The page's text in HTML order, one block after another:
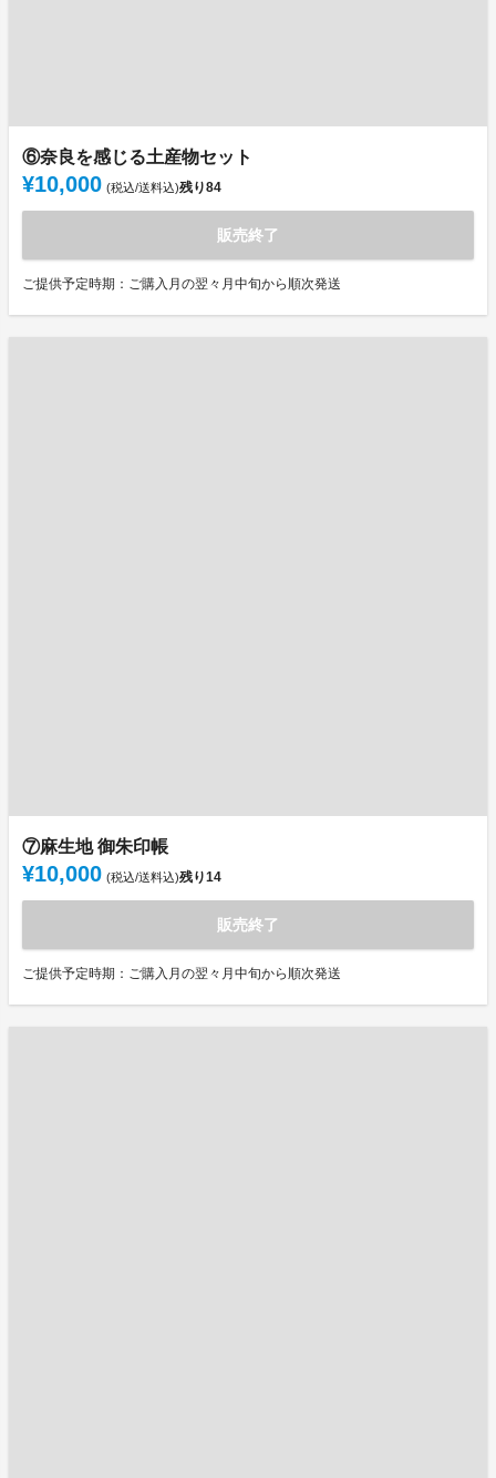
⑥奈良を感じる土産物セット
¥10,000 (税込/送料込)残り84
販売終了
ご提供予定時期：ご購入月の翌々月中旬から順次発送
⑦麻生地 御朱印帳
¥10,000 (税込/送料込)残り14
販売終了
ご提供予定時期：ご購入月の翌々月中旬から順次発送